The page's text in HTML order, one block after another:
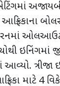
રનમાં ઓલઆઉટ
ઇનિંગમાં
આવ્યો. ત્રીજા
માટે 4